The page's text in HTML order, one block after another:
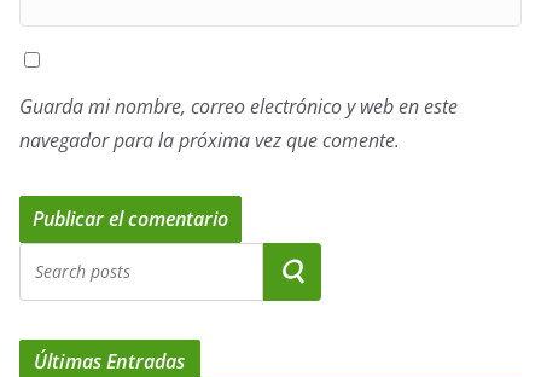
Guarda mi nombre, correo electrónico y web en este
navegador para la próxima vez que comente.
Últimas Entradas